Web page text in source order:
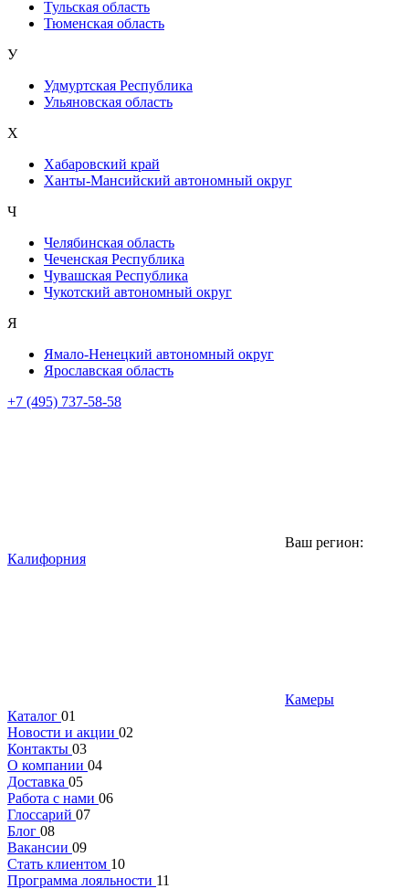
Тульская область
Тюменская область
У
Удмуртская Республика
Ульяновская область
Х
Хабаровский край
Ханты-Мансийский автономный округ
Ч
Челябинская область
Чеченская Республика
Чувашская Республика
Чукотский автономный округ
Я
Ямало-Ненецкий автономный округ
Ярославская область
+7 (495) 737-58-58
Ваш регион:
Калифорния
Камеры
Каталог 01
Новости и акции 02
Контакты 03
О компании 04
Доставка 05
Работа с нами 06
Глоссарий 07
Блог 08
Вакансии 09
Стать клиентом 10
Программа лояльности 11